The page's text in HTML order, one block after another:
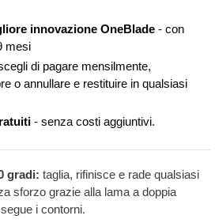
innovazione OneBlade - con
mesi
di pagare mensilmente,
o annullare e restituire in qualsiasi
- senza costi aggiuntivi.
gradi: taglia, rifinisce e rade qualsiasi
sforzo grazie alla lama a doppia
i contorni.